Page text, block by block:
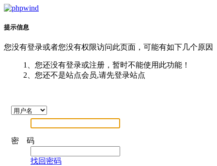
提示信息
您没有登录或者您没有权限访问此页面，可能有如下几个原因
1、您还没有登录或注册，暂时不能使用此功能！
2、您还不是站点会员,请先登录站点
密 码
找回密码